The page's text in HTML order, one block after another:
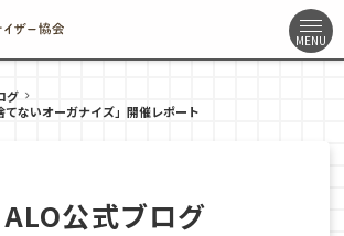
グ
ないオーガナイズ」開催レポート
公式ブログ